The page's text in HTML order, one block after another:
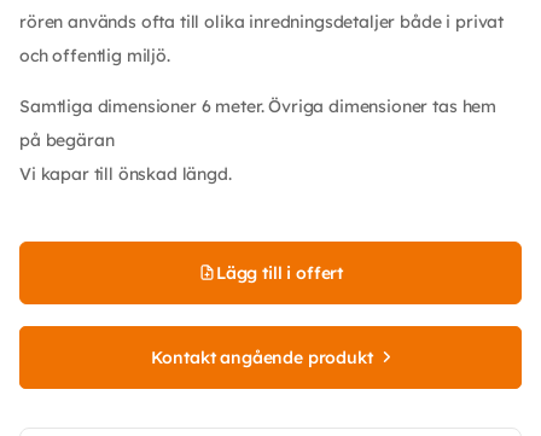
rören används ofta till olika inredningsdetaljer både i privat
och offentlig miljö.
Samtliga dimensioner 6 meter. Övriga dimensioner tas hem
på begäran
Vi kapar till önskad längd.
Lägg till i offert
Kontakt angående produkt